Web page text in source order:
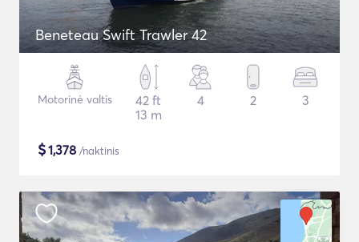
Beneteau Swift Trawler 42
Motorinė valtis
42 ft
13 m
4 2 3
$1,378 /naktinis